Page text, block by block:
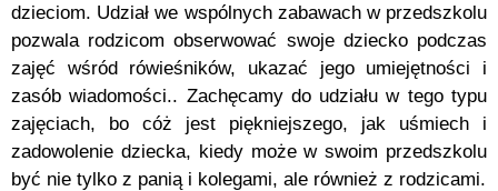
dzieciom. Udział we wspólnych zabawach w przedszkolu
pozwala rodzicom obserwować swoje dziecko podczas
zajęć wśród rówieśników, ukazać jego umiejętności i
zasób wiadomości.. Zachęcamy do udziału w tego typu
zajęciach, bo cóż jest piękniejszego, jak uśmiech i
zadowolenie dziecka, kiedy może w swoim przedszkolu
być nie tylko z panią i kolegami, ale również z rodzicami.